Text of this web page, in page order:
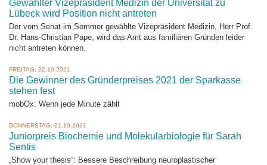
Gewählter Vizepräsident Medizin der Universität zu
Lübeck wird Position nicht antreten
Der vom Senat im Sommer gewählte Vizepräsident Medizin, Herr Prof.
Dr. Hans-Christian Pape, wird das Amt aus familiären Gründen leider
nicht antreten können.
FREITAG, 22.10.2021
Die Gewinner des Gründerpreises 2021 der Sparkasse
stehen fest
mobOx: Wenn jede Minute zählt
DONNERSTAG, 21.10.2021
Juniorpreis Biochemie und Molekularbiologie für Sarah
Sentis
„Show your thesis“: Bessere Beschreibung neuroplastischer